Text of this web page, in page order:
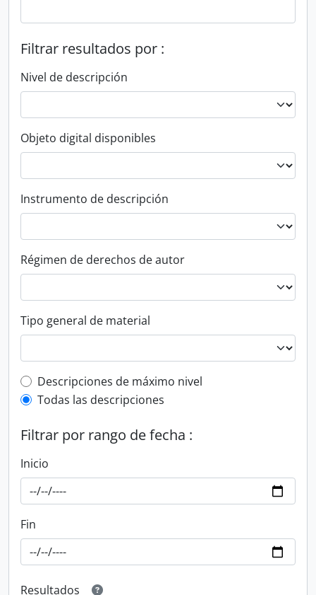
Filtrar resultados por :
Nivel de descripción
Objeto digital disponibles
Instrumento de descripción
Régimen de derechos de autor
Tipo general de material
Top-level description filter
Descripciones de máximo nivel
Todas las descripciones
Filtrar por rango de fecha :
Inicio
Fin
Resultados